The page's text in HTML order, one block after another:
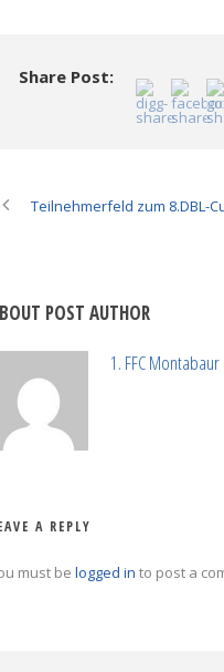
Fenster
geöffnet)
Fenster
geöffnet)
geöffnet)
Share Post:
Teilnehmerfeld zum 8.DBL-
POST AUTHOR
1. FFC Montabaur
A REPLY
must be logged in to post a